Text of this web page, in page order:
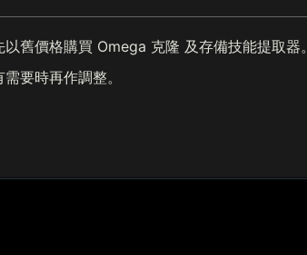
舊價格購買 Omega 克隆 及存備技能提取器。
要時再作調整。